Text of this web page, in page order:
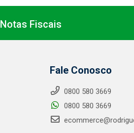
Notas Fiscais
Fale Conosco
0800 580 3669
0800 580 3669